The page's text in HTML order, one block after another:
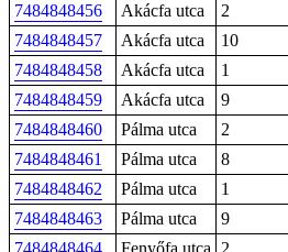
7484848456
Akácfa utca 2
7484848457
Akácfa utca 10
7484848458
Akácfa utca 1
7484848459
Akácfa utca 9
7484848460
Pálma utca 2
7484848461
Pálma utca 8
7484848462
Pálma utca 1
7484848463
Pálma utca 9
7484848464
Fenyőfa utca 2